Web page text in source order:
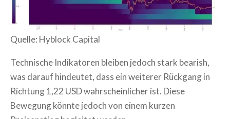
Quelle: Hyblock Capital
Technische Indikatoren bleiben jedoch stark bearish,
was darauf hindeutet, dass ein weiterer Rückgang in
Richtung 1,22 USD wahrscheinlicher ist. Diese
Bewegung könnte jedoch von einem kurzen